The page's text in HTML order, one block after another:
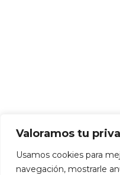
Valoramos tu
Usamos cookies para
navegación, mostrarle